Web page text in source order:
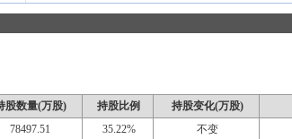
股数量(万股) 持股比例 持股变化(万股)
78497.51 35.22% 不变